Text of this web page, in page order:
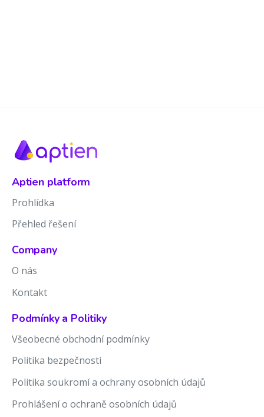
Aptien platform
Prohlídka
Přehled řešení
Company
O nás
Kontakt
Podmínky a Politiky
Všeobecné obchodní podmínky
Politika bezpečnosti
Politika soukromí a ochrany osobních údajů
Prohlášení o ochraně osobních údajů